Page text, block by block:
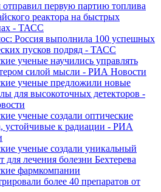
отправил первую партию топлива
реактора на быстрых
- ТАСС
Россия выполнила 100 успешных
пусков подряд - ТАСС
ученые научились управлять
силой мысли - РИА Новости
ученые предложили новые
для высокоточных детекторов -
ученые создали оптические
устойчивые к радиации - РИА
ученые создали уникальный
для лечения болезни Бехтерева
фармкомпании
более 40 препаратов от